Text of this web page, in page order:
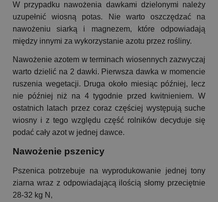
W przypadku nawożenia dawkami dzielonymi należy
uzupełnić wiosną potas. Nie warto oszczędzać na
nawożeniu siarką i magnezem, które odpowiadają
między innymi za wykorzystanie azotu przez rośliny.
Nawożenie azotem w terminach wiosennych zazwyczaj
warto dzielić na 2 dawki. Pierwsza dawka w momencie
ruszenia wegetacji. Druga około miesiąc później, lecz
nie później niż na 4 tygodnie przed kwitnieniem. W
ostatnich latach przez coraz częściej występują suche
wiosny i z tego względu część rolników decyduje się
podać cały azot w jednej dawce.
Nawożenie pszenicy
Pszenica potrzebuje na wyprodukowanie jednej tony
ziarna wraz z odpowiadającą ilością słomy przeciętnie
28-32 kg N,